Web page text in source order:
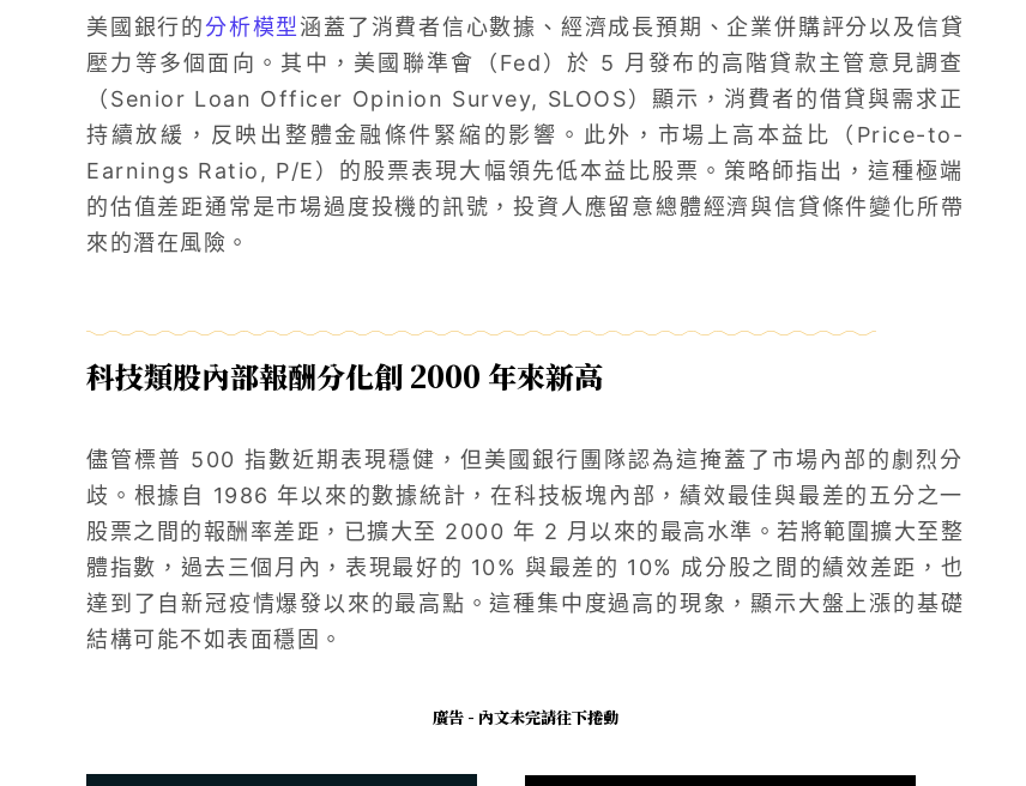
美國銀行的分析模型涵蓋了消費者信心數據、經濟成長預期、企業併購評分以及信貸
壓力等多個面向。其中，美國聯準會（Fed）於 5 月發布的高階貸款主管意見調查
（Senior Loan Officer Opinion Survey, SLOOS）顯示，消費者的借貸與需求正
持續放緩，反映出整體金融條件緊縮的影響。此外，市場上高本益比（Price-to-
Earnings Ratio, P/E）的股票表現大幅領先低本益比股票。策略師指出，這種極端
的估值差距通常是市場過度投機的訊號，投資人應留意總體經濟與信貸條件變化所帶
來的潛在風險。
科技類股內部報酬分化創 2000 年來新高
儘管標普 500 指數近期表現穩健，但美國銀行團隊認為這掩蓋了市場內部的劇烈分
歧。根據自 1986 年以來的數據統計，在科技板塊內部，績效最佳與最差的五分之一
股票之間的報酬率差距，已擴大至 2000 年 2 月以來的最高水準。若將範圍擴大至整
體指數，過去三個月內，表現最好的 10% 與最差的 10% 成分股之間的績效差距，也
達到了自新冠疫情爆發以來的最高點。這種集中度過高的現象，顯示大盤上漲的基礎
結構可能不如表面穩固。
廣告 - 內文未完請往下捲動